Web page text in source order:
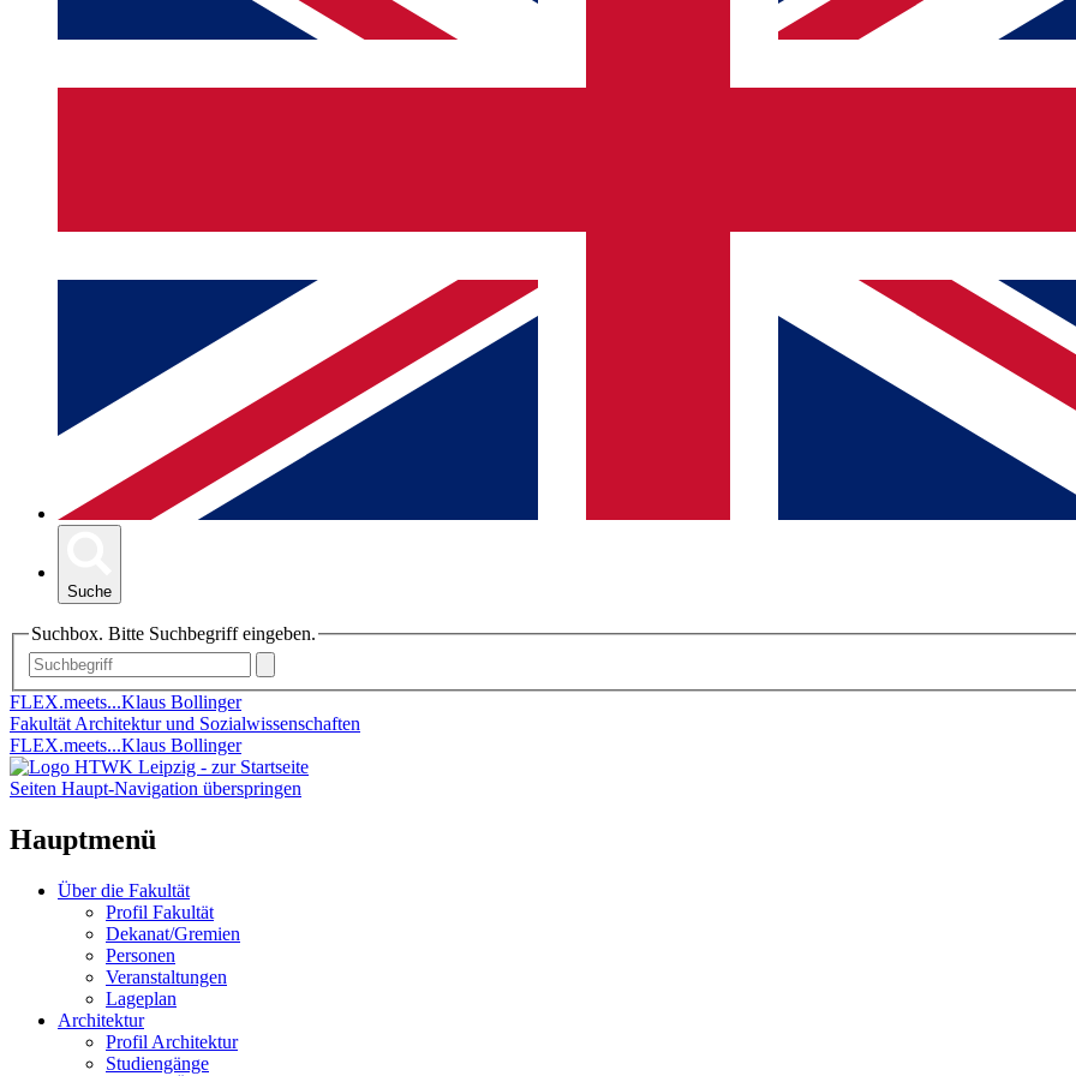
Suche
Suchbox. Bitte Suchbegriff eingeben.
FLEX.meets...Klaus Bollinger
Fakultät Architektur und Sozialwissenschaften
FLEX.meets...Klaus Bollinger
Seiten Haupt-Navigation überspringen
Hauptmenü
Über die Fakultät
Profil Fakultät
Dekanat/Gremien
Personen
Veranstaltungen
Lageplan
Architektur
Profil Architektur
Studiengänge